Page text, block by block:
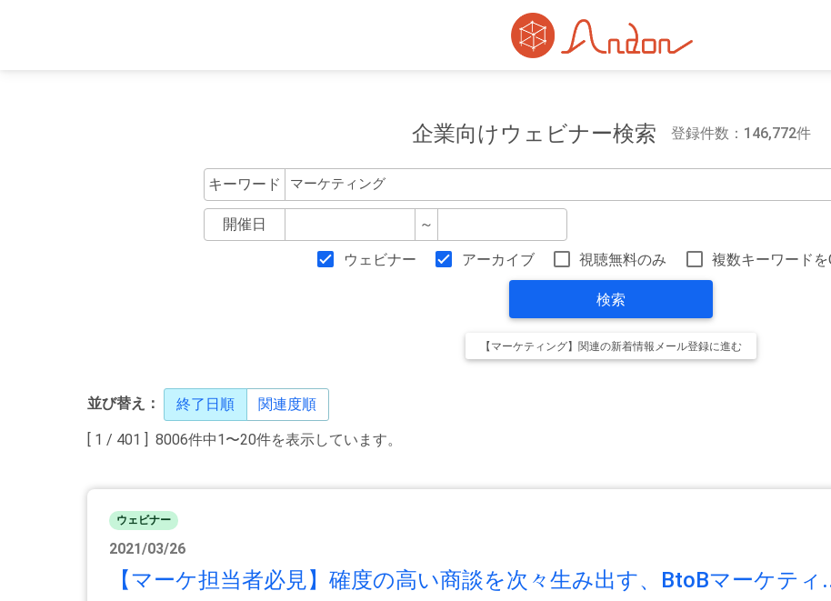
企業向けウェビナー検索 登録件数：146,772件
キーワード
開催日 ～
ウェビナー アーカイブ 視聴無料のみ 複数キーワードを
検索
【マーケティング】関連の新着情報メール登録に進む
並び替え： 終了日順 関連度順
[ 1 / 401 ] 8006件中1〜20件を表示しています。
ウェビナー
2021/03/26
【マーケ担当者必見】確度の高い商談を次々生み出す、BtoBマーケティ